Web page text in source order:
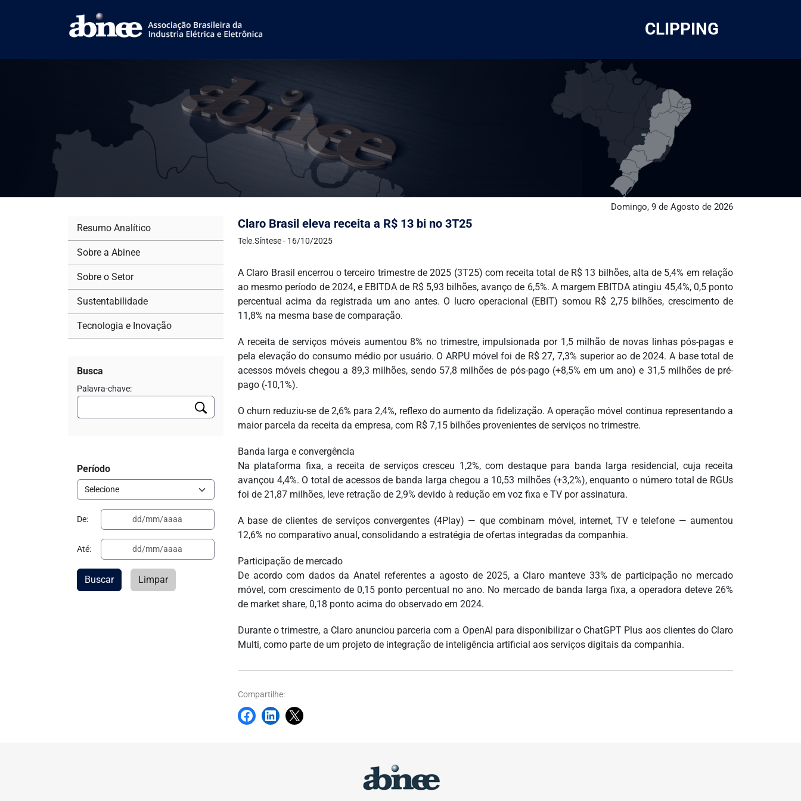
CLIPPING
Domingo, 9 de Agosto de 2026
Claro Brasil eleva receita a R$ 13 bi no 3T25
Tele.Síntese - 16/10/2025
A Claro Brasil encerrou o terceiro trimestre de 2025 (3T25) com receita total de R$ 13 bilhões, alta de 5,4% em relação
ao mesmo período de 2024, e EBITDA de R$ 5,93 bilhões, avanço de 6,5%. A margem EBITDA atingiu 45,4%, 0,5 ponto
percentual acima da registrada um ano antes. O lucro operacional (EBIT) somou R$ 2,75 bilhões, crescimento de
11,8% na mesma base de comparação.
A receita de serviços móveis aumentou 8% no trimestre, impulsionada por 1,5 milhão de novas linhas pós-pagas e
pela elevação do consumo médio por usuário. O ARPU móvel foi de R$ 27, 7,3% superior ao de 2024. A base total de
acessos móveis chegou a 89,3 milhões, sendo 57,8 milhões de pós-pago (+8,5% em um ano) e 31,5 milhões de pré-
pago (-10,1%).
O churn reduziu-se de 2,6% para 2,4%, reflexo do aumento da fidelização. A operação móvel continua representando a
maior parcela da receita da empresa, com R$ 7,15 bilhões provenientes de serviços no trimestre.
Banda larga e convergência
Na plataforma fixa, a receita de serviços cresceu 1,2%, com destaque para banda larga residencial, cuja receita
avançou 4,4%. O total de acessos de banda larga chegou a 10,53 milhões (+3,2%), enquanto o número total de RGUs
foi de 21,87 milhões, leve retração de 2,9% devido à redução em voz fixa e TV por assinatura.
A base de clientes de serviços convergentes (4Play) — que combinam móvel, internet, TV e telefone — aumentou
12,6% no comparativo anual, consolidando a estratégia de ofertas integradas da companhia.
Participação de mercado
De acordo com dados da Anatel referentes a agosto de 2025, a Claro manteve 33% de participação no mercado
móvel, com crescimento de 0,15 ponto percentual no ano. No mercado de banda larga fixa, a operadora deteve 26%
de market share, 0,18 ponto acima do observado em 2024.
Durante o trimestre, a Claro anunciou parceria com a OpenAI para disponibilizar o ChatGPT Plus aos clientes do Claro
Multi, como parte de um projeto de integração de inteligência artificial aos serviços digitais da companhia.
Compartilhe:
Resumo Analítico
Sobre a Abinee
Sobre o Setor
Sustentabilidade
Tecnologia e Inovação
Busca
Palavra-chave:
Período
De:
Até:
Buscar Limpar